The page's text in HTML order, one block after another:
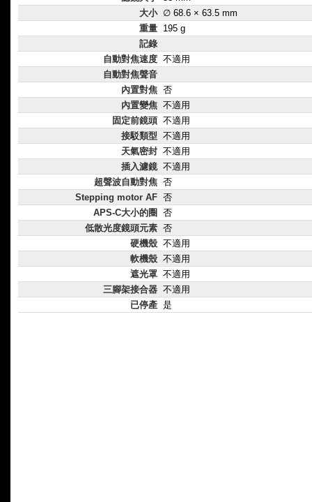
大小 ∅ 68.6 × 63.5 mm
重量 195 g
記錄
自動對焦速度 不適用
自動對焦聲音
內置對焦 否
內置變焦 不適用
固定前鏡頭 不適用
接駁類型 不適用
天氣密封 不適用
插入濾鏡 不適用
超聲波自動對焦 否
Stepping motor AF 否
APS-C大小的圈
否
低散光度鏡頭元素 否
硬機殼 不適用
軟機殼 不適用
遮光罩 不適用
三腳架接合器 不適用
已停產 是